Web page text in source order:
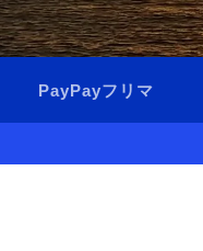
PayPayフリマ